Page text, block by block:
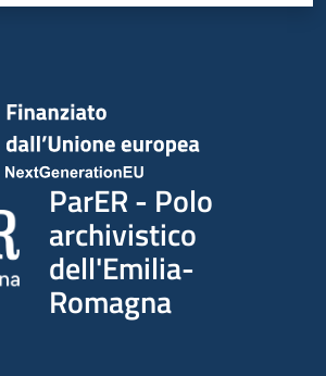
ParER - Polo
archivistico
dell'Emilia-
Romagna